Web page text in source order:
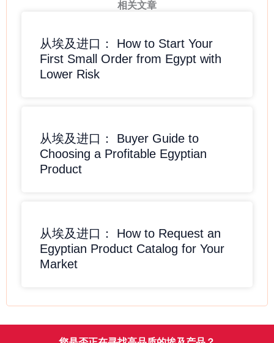
相关文章
从埃及进口： How to Start Your
First Small Order from Egypt with
Lower Risk
从埃及进口： Buyer Guide to
Choosing a Profitable Egyptian
Product
从埃及进口： How to Request an
Egyptian Product Catalog for Your
Market